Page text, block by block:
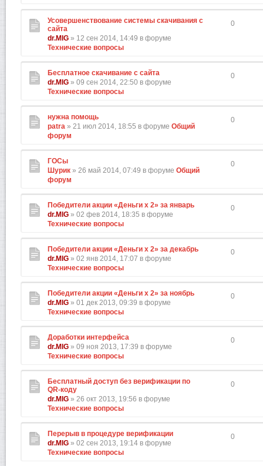
Усовершенствование системы скачивания с
сайта
dr.MIG » 12 сен 2014, 14:49 в форуме
Технические вопросы
0
Бесплатное скачивание с сайта
dr.MIG » 09 сен 2014, 22:50 в форуме
Технические вопросы
0
нужна помощь
patra » 21 июл 2014, 18:55 в форуме Общий
форум
0
ГОСы
Шурик » 26 май 2014, 07:49 в форуме Общий
форум
0
Победители акции «Деньги х 2» за январь
dr.MIG » 02 фев 2014, 18:35 в форуме
Технические вопросы
0
Победители акции «Деньги х 2» за декабрь
dr.MIG » 02 янв 2014, 17:07 в форуме
Технические вопросы
0
Победители акции «Деньги х 2» за ноябрь
dr.MIG » 01 дек 2013, 09:39 в форуме
Технические вопросы
0
Доработки интерфейса
dr.MIG » 09 ноя 2013, 17:39 в форуме
Технические вопросы
0
Бесплатный доступ без верификации по
QR-коду
dr.MIG » 26 окт 2013, 19:56 в форуме
Технические вопросы
0
Перерыв в процедуре верификации
dr.MIG » 02 сен 2013, 19:14 в форуме
Технические вопросы
0